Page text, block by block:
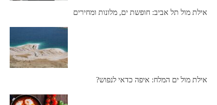
אילת מול תל אביב: חופשת ים, מלונות ומחירים
אילת מול ים המלח: איפה כדאי לנפוש?